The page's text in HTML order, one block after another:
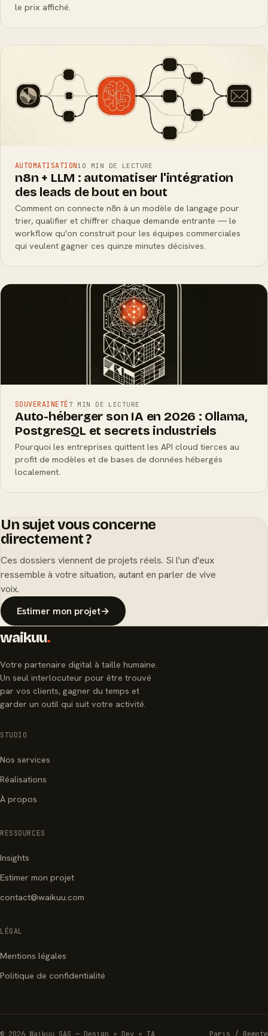
le prix affiché.
AUTOMATISATION10 MIN DE LECTURE
n8n + LLM : automatiser l'intégration
des leads de bout en bout
Comment on connecte n8n à un modèle de langage pour
trier, qualifier et chiffrer chaque demande entrante — le
workflow qu'on construit pour les équipes commerciales
qui veulent gagner ces quinze minutes décisives.
SOUVERAINETÉ 7 MIN DE LECTURE
Auto-héberger son IA en 2026 : Ollama,
PostgreSQL et secrets industriels
Pourquoi les entreprises quittent les API cloud tierces au
profit de modèles et de bases de données hébergés
localement.
Un sujet vous concerne
directement ?
Ces dossiers viennent de projets réels. Si l'un d'eux
ressemble à votre situation, autant en parler de vive
voix.
Estimer mon projet→
waikuu.
Votre partenaire digital à taille humaine.
Un seul interlocuteur pour être trouvé
par vos clients, gagner du temps et
garder un outil qui suit votre activité.
STUDIO
Nos services
Réalisations
À propos
RESSOURCES
Insights
Estimer mon projet
contact@waikuu.com
LÉGAL
Mentions légales
Politique de confidentialité